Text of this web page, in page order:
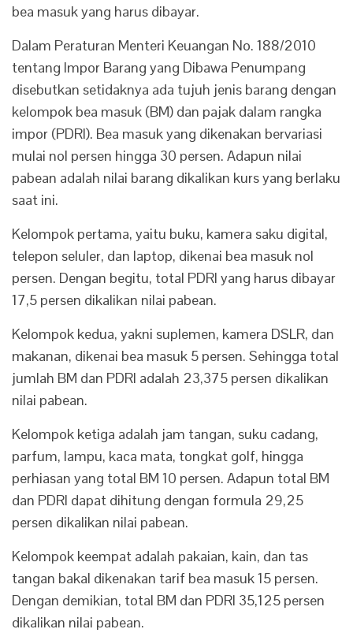
bea masuk yang harus dibayar.
Dalam Peraturan Menteri Keuangan No. 188/2010
tentang Impor Barang yang Dibawa Penumpang
disebutkan setidaknya ada tujuh jenis barang dengan
kelompok bea masuk (BM) dan pajak dalam rangka
impor (PDRI). Bea masuk yang dikenakan bervariasi
mulai nol persen hingga 30 persen. Adapun nilai
pabean adalah nilai barang dikalikan kurs yang berlaku
saat ini.
Kelompok pertama, yaitu buku, kamera saku digital,
telepon seluler, dan laptop, dikenai bea masuk nol
persen. Dengan begitu, total PDRI yang harus dibayar
17,5 persen dikalikan nilai pabean.
Kelompok kedua, yakni suplemen, kamera DSLR, dan
makanan, dikenai bea masuk 5 persen. Sehingga total
jumlah BM dan PDRI adalah 23,375 persen dikalikan
nilai pabean.
Kelompok ketiga adalah jam tangan, suku cadang,
parfum, lampu, kaca mata, tongkat golf, hingga
perhiasan yang total BM 10 persen. Adapun total BM
dan PDRI dapat dihitung dengan formula 29,25
persen dikalikan nilai pabean.
Kelompok keempat adalah pakaian, kain, dan tas
tangan bakal dikenakan tarif bea masuk 15 persen.
Dengan demikian, total BM dan PDRI 35,125 persen
dikalikan nilai pabean.